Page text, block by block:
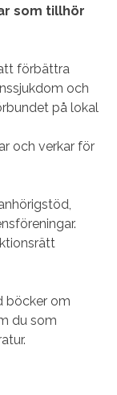
som tillhör
förbättra
och
på lokal
och verkar för
böcker om
du som